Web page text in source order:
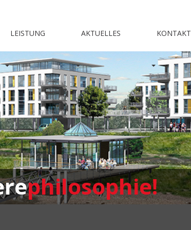
LEISTUNG AKTUELLES KONTAKT
philosophie!